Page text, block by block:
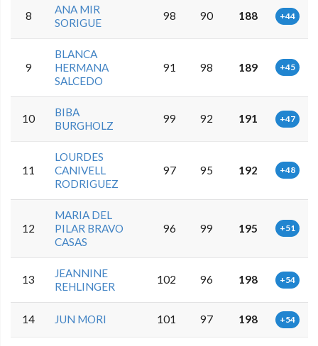
8
ANA MIR
SORIGUE
98 90 188 +44
9
BLANCA
HERMANA
SALCEDO
91 98 189 +45
10
BIBA
BURGHOLZ
99 92 191 +47
11
LOURDES
CANIVELL
RODRIGUEZ
97 95 192 +48
12
MARIA DEL
PILAR BRAVO
CASAS
96 99 195 +51
13
JEANNINE
REHLINGER
102 96 198 +54
14 JUN MORI 101 97 198 +54